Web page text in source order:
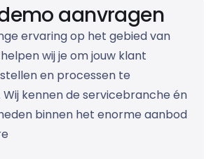
aanvragen
ervaring op het gebied van
wij je om jouw klant
en processen te
kennen de servicebranche én
binnen het enorme aanbod